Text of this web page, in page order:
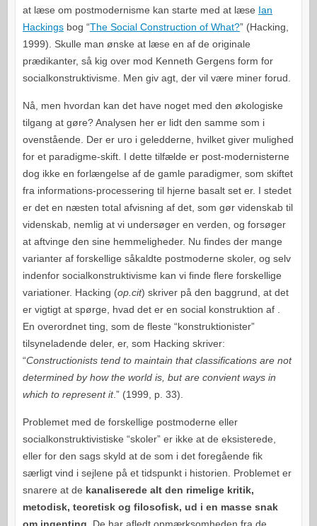
at læse om postmodernisme kan starte med at læse Ian
Hackingsbog “The Social Construction of What?” (Hacking,
1999). Skulle man ønske at læse en af de originale
prædikanter, så kig over mod Kenneth Gergens form for
socialkonstruktivisme. Men giv agt, der vil være miner forud.
Nå, men hvordan kan det have noget med den økologiske
tilgang at gøre? Analysen her er lidt den samme som i
ovenstående. Der er uro i geledderne, hvilket giver mulighed
for et paradigme-skift. I dette tilfælde er post-modernisterne
dog ikke en forlængelse af de gamle paradigmer, som skiftet
fra informations-processering til hjerne basalt set er. I stedet
er det en næsten total afvisning af det, som gør videnskab til
videnskab, nemlig at vi undersøger en verden, og forsøger
at aftvinge den sine hemmeligheder. Nu findes der mange
varianter af forskellige såkaldte postmoderne skoler, og selv
indenfor socialkonstruktivisme kan vi finde flere forskellige
variationer. Hacking (op.cit) skriver på den baggrund, at det
er vigtigt at spørge, hvad det er en social konstruktion af .
En overordnet ting, som de fleste “konstruktionister”
tilsyneladende deler, er, som Hacking skriver:
“Constructionists tend to maintain that classifications are not
determined by how the world is, but are convient ways in
which to represent it.” (1999, p. 33).
Problemet med de forskellige postmoderne eller
socialkonstruktivistiske “skoler” er ikke at de eksisterede,
eller for den sags skyld at de som i det foregående fik
særligt vind i sejlene på et tidspunkt i historien. Problemet er
snarere at de kanaliserede alt den rimelige kritik,
metodisk, teoretisk og filosofisk, ud i en masse snak